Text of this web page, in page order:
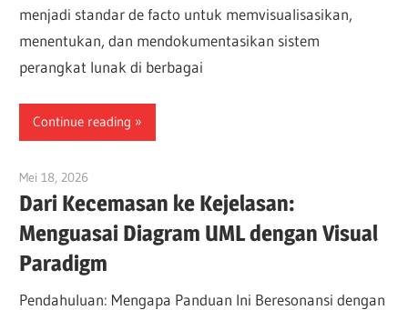
menjadi standar de facto untuk memvisualisasikan,
menentukan, dan mendokumentasikan sistem
perangkat lunak di berbagai
Continue reading
Mei 18, 2026
Dari Kecemasan ke Kejelasan:
Menguasai Diagram UML dengan Visual
Paradigm
Pendahuluan: Mengapa Panduan Ini Beresonansi dengan